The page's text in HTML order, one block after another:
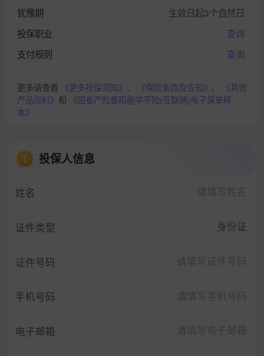
犹豫期
生效日起3个自然日
投保职业
查询
支付规则
查询
更多请查看 《更多投保须知》 、 《保险条款及告知》 、
《其他
产品资料》 和
《国泰产险泰阳能学平险(互联网)电子保单样
本》
1 投保人信息
姓名
证件类型 身份证
证件号码
手机号码
电子邮箱